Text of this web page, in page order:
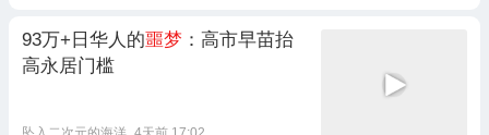
93万+日华人的噩梦 ：高市早苗抬
高永居门槛